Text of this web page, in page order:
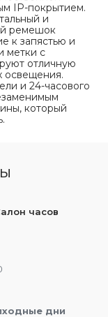
IP-покрытием.
и
ремешок
к запястью и
метки с
отличную
освещения.
и 24-часового
который
часов
дни